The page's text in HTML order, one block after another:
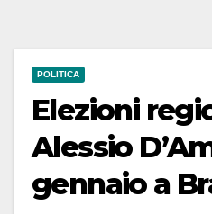
POLITICA
Elezioni
Alessio
gennaio a